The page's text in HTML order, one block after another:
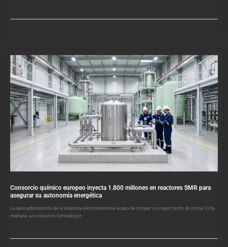
Consorcio químico europeo inyecta 1.800 millones en reactores SMR para
asegurar su autonomía energética
La descarbonización de la industria electrointensiva acaba de romper su mayor techo de cristal. Esta
mañana, un consorcio formado por